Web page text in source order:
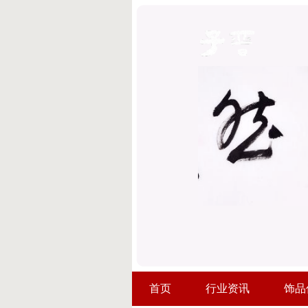
首页 行业资讯 饰